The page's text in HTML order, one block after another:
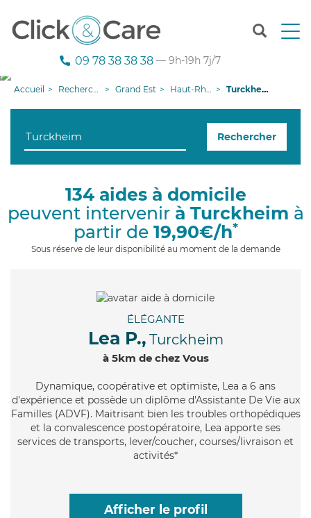
T
n
g
09 78 38 38 38 — 9h-19h 7j/7
Accueil Recherche aide à domicile Grand Est Haut-Rhin Turckheim
Rechercher
134 aides à domicile
peuvent intervenir à Turckheim à
partir de 19,90€/h*
Sous réserve de leur disponibilité au moment de la demande
ÉLÉGANTE
Lea P., Turckheim
à 5km de chez Vous
Dynamique, coopérative et optimiste, Lea a 6 ans
d'expérience et possède un diplôme d'Assistante De Vie aux
Familles (ADVF). Maitrisant bien les troubles orthopédiques
et la convalescence postopératoire, Lea apporte ses
services de transports, lever/coucher, courses/livraison et
activités*
Afficher le profil